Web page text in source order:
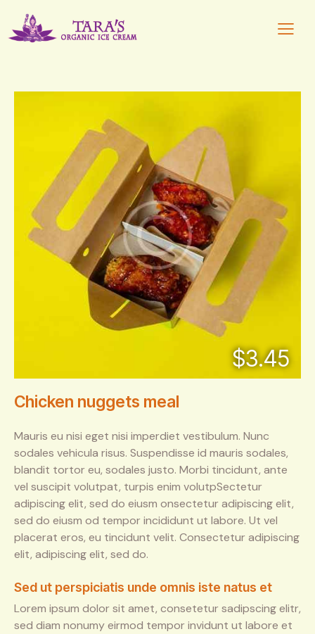
$3.45
Chicken nuggets meal
Mauris eu nisi eget nisi imperdiet vestibulum. Nunc
sodales vehicula risus. Suspendisse id mauris sodales,
blandit tortor eu, sodales justo. Morbi tincidunt, ante
vel suscipit volutpat, turpis enim volutpSectetur
adipiscing elit, sed do eiusm onsectetur adipiscing elit,
sed do eiusm od tempor incididunt ut labore. Ut vel
placerat eros, eu tincidunt velit. Consectetur adipiscing
elit, adipiscing elit, sed do.
Sed ut perspiciatis unde omnis iste natus et
Lorem ipsum dolor sit amet, consetetur sadipscing elitr,
sed diam nonumy eirmod tempor invidunt ut labore et